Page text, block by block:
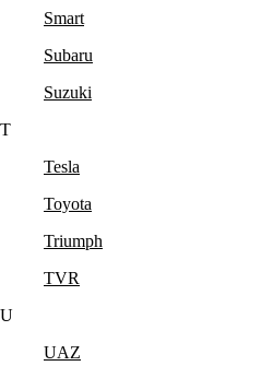
Smart
Subaru
Suzuki
T
Tesla
Toyota
Triumph
TVR
U
UAZ